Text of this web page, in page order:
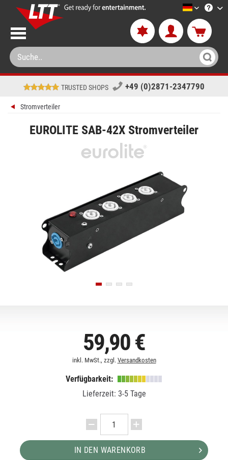
LTT-
TRUSTED SHOPS +49 (0)2871-2347790
Stromverteiler
EUROLITE SAB-42X Stromverteiler
59,90 €
inkl. MwSt., zzgl. Versandkosten
Verfügbarkeit:
Lieferzeit: 3-5 Tage
IN DEN WARENKORB